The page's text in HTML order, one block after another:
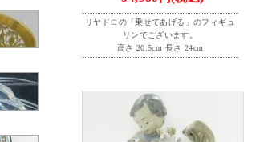
リヤドロの「乗せてあげる」のフィギュ
リンでございます。
高さ 20.5cm 長さ 24cm